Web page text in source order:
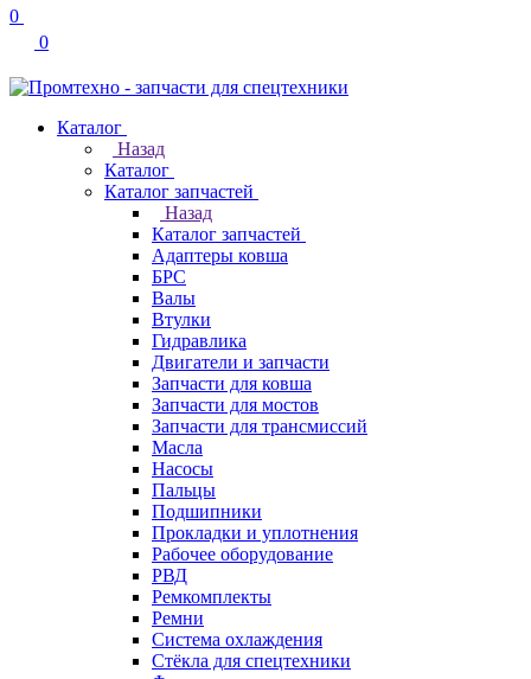
0
0
Каталог
Назад
Каталог
Каталог запчастей
Назад
Каталог запчастей
Адаптеры ковша
БРС
Валы
Втулки
Гидравлика
Двигатели и запчасти
Запчасти для ковша
Запчасти для мостов
Запчасти для трансмиссий
Масла
Насосы
Пальцы
Подшипники
Прокладки и уплотнения
Рабочее оборудование
РВД
Ремкомплекты
Ремни
Система охлаждения
Стёкла для спецтехники